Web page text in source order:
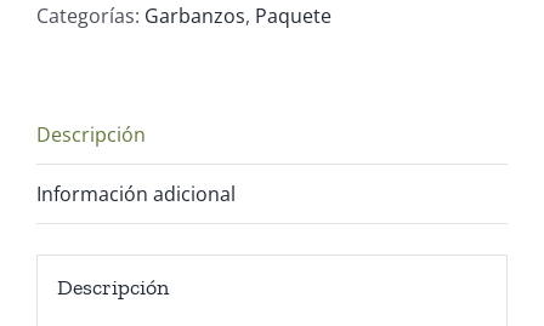
Categorías: Garbanzos, Paquete
Descripción
Información adicional
Descripción